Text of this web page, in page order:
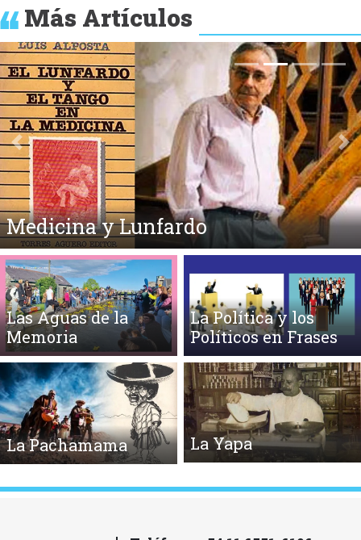
Más Artículos
Medicina y Lunfardo
Anterior
Las Aguas de la
Memoria
La Política y los
Políticos en Frases
La Pachamama La Yapa